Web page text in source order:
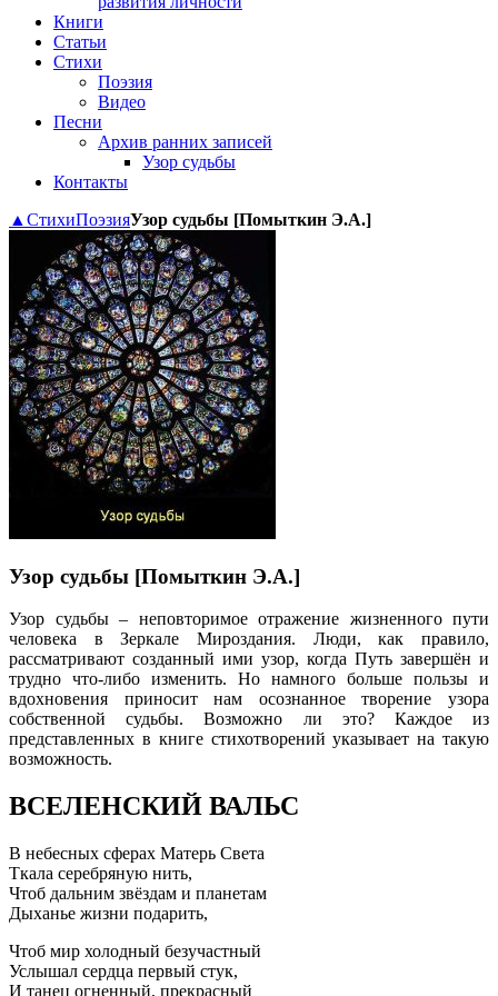
Книги
Статьи
Стихи
Поэзия
Видео
Песни
Архив ранних записей
Узор судьбы
Контакты
▲ СтихиПоэзияУзор судьбы [Помыткин Э.А.]
Узор судьбы [Помыткин Э.А.]
Узор судьбы – неповторимое отражение жизненного пути
человека в Зеркале Мироздания. Люди, как правило,
рассматривают созданный ими узор, когда Путь завершён и
трудно что-либо изменить. Но намного больше пользы и
вдохновения приносит нам осознанное творение узора
собственной судьбы. Возможно ли это? Каждое из
представленных в книге стихотворений указывает на такую
возможность.
ВСЕЛЕНСКИЙ ВАЛЬС
В небесных сферах Матерь Света
Ткала серебряную нить,
Чтоб дальним звёздам и планетам
Дыханье жизни подарить,
Чтоб мир холодный безучастный
Услышал сердца первый стук,
И танец огненный, прекрасный